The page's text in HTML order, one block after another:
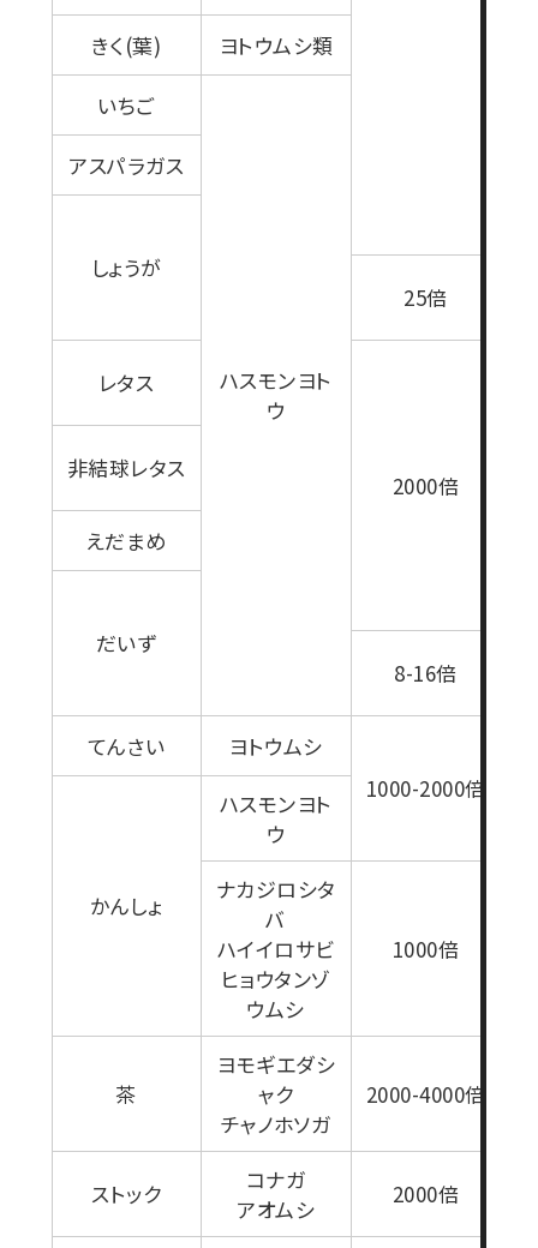
きく(葉)
ヨトウムシ類
いちご
ハスモンヨト
ウ
アスパラガス
しょうが
25倍
レタス
2000倍
非結球レタス
えだまめ
だいず
8-16倍
てんさい
ヨトウムシ
1000-2000倍
かんしょ
ハスモンヨト
ウ
ナカジロシタ
バ
ハイイロサビ
ヒョウタンゾ
ウムシ
1000倍
茶
ヨモギエダシ
ャク
チャノホソガ
2000-4000倍
ストック
コナガ
アオムシ
2000倍